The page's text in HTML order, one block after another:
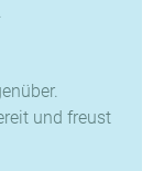
und freust